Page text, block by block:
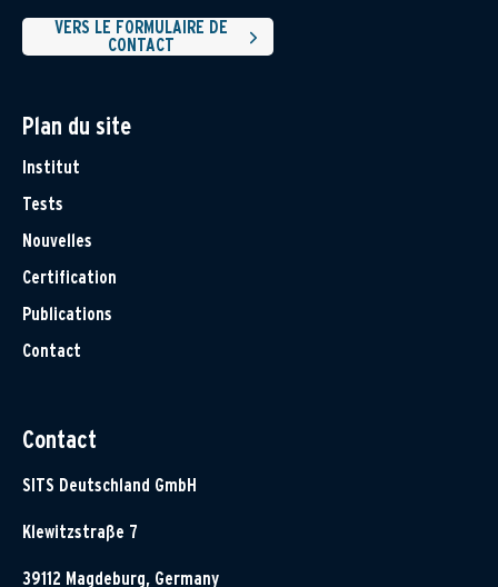
VERS LE FORMULAIRE DE
CONTACT
Plan du site
Institut
Tests
Nouvelles
Certification
Publications
Contact
Contact
SITS Deutschland GmbH
Klewitzstraße 7
39112 Magdeburg, Germany